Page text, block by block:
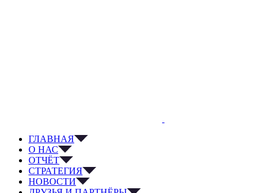
ГЛАВНАЯ
О НАС
ОТЧЁТ
СТРАТЕГИЯ
НОВОСТИ